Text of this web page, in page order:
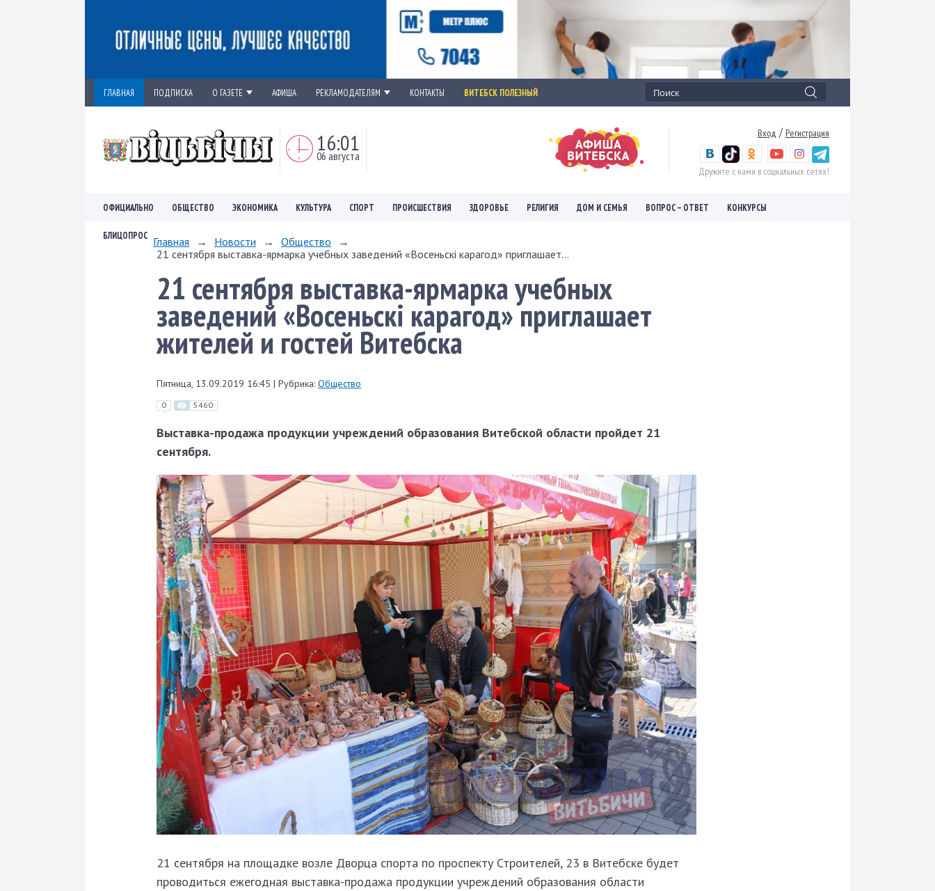
ГЛАВНАЯ ПОДПИСКА О ГАЗЕТЕ АФИША РЕКЛАМОДАТЕЛЯМ КОНТАКТЫ ВИТЕБСК ПОЛЕЗНЫЙ
16:02
06 августа
Вход / Регистрация
Дружите с нами в социальных сетях!
ОФИЦИАЛЬНО ОБЩЕСТВО ЭКОНОМИКА КУЛЬТУРА СПОРТ ПРОИСШЕСТВИЯ ЗДОРОВЬЕ РЕЛИГИЯ ДОМ И СЕМЬЯ ВОПРОС – ОТВЕТ КОНКУРСЫ
БЛИЦОПРОС Главная → Новости → Общество
→
21 сентября выставка-ярмарка учебных заведений «Восеньскі карагод» приглашает...
21 сентября выставка-ярмарка учебных
заведений «Восеньскі карагод» приглашает
жителей и гостей Витебска
Пятница, 13.09.2019 16:45 | Рубрика: Общество
0 5460
Выставка-продажа продукции учреждений образования Витебской области пройдет 21
сентября.
21 сентября на площадке возле Дворца спорта по проспекту Строителей, 23 в Витебске будет
проводиться ежегодная выставка-продажа продукции учреждений образования области